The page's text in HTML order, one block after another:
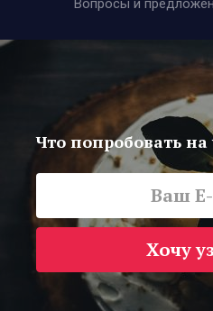
Вопросы и
Что попробовать
Хочу